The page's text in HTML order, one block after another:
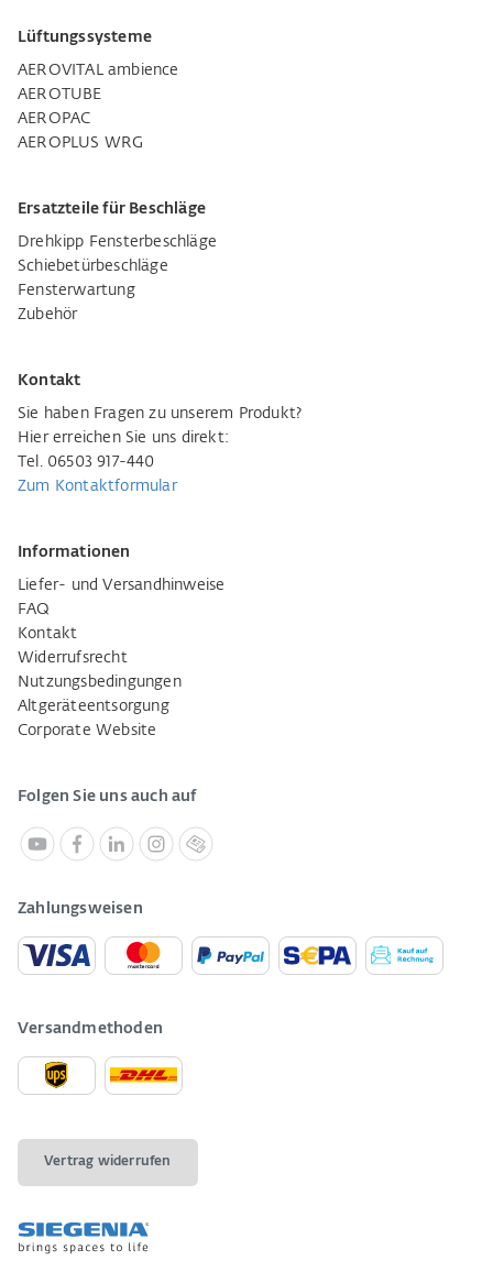
Lüftungssysteme
AEROVITAL ambience
AEROTUBE
AEROPAC
AEROPLUS WRG
Ersatzteile für Beschläge
Drehkipp Fensterbeschläge
Schiebetürbeschläge
Fensterwartung
Zubehör
Kontakt
Sie haben Fragen zu unserem Produkt?
Hier erreichen Sie uns direkt:
Tel. 06503 917-440
Zum Kontaktformular
Informationen
Liefer- und Versandhinweise
FAQ
Kontakt
Widerrufsrecht
Nutzungsbedingungen
Altgeräteentsorgung
Corporate Website
Folgen Sie uns auch auf
Zahlungsweisen
Versandmethoden
Vertrag widerrufen